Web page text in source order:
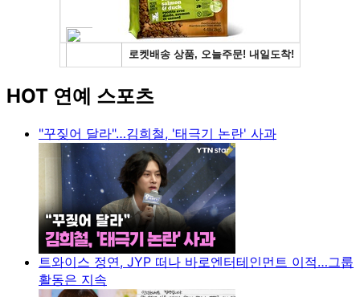
HOT 연예 스포츠
"꾸짖어 달라"…김희철, '태극기 논란' 사과
트와이스 정연, JYP 떠나 바로엔터테인먼트 이적…그룹
활동은 지속